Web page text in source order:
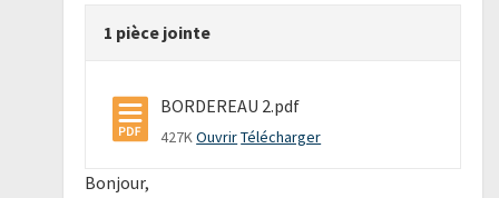
1 pièce jointe
BORDEREAU 2.pdf
427KOuvrirTélécharger
Bonjour,